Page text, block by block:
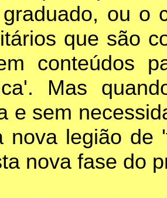
ou o
que são
conteúdos
Mas
e sem
nova legião de
nova fase do